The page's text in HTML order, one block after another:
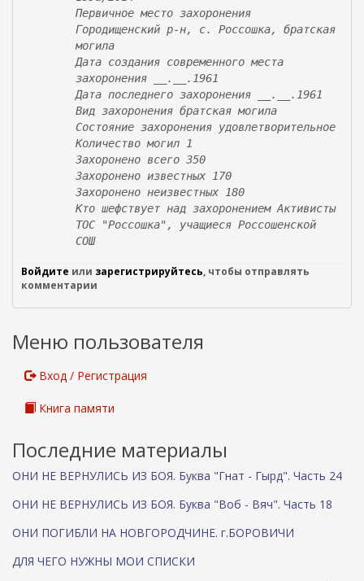
с
с
л
к
а
)
Первичное место захоронения
Городищенский р-н, с. Россошка, братская
могила
Дата создания современного места
захоронения __.__.1961
Дата последнего захоронения __.__.1961
Вид захоронения братская могила
Состояние захоронения удовлетворительное
Количество могил 1
Захоронено всего 350
Захоронено известных 170
Захоронено неизвестных 180
Кто шефствует над захоронением Активисты
ТОС "Россошка", учащиеся Россошенской
СОШ
Войдите или зарегистрируйтесь, чтобы отправлять
комментарии
Меню пользователя
Вход / Регистрация
Книга памяти
Последние материалы
ОНИ НЕ ВЕРНУЛИСЬ ИЗ БОЯ. Буква "Гнат - Гырд". Часть 24
ОНИ НЕ ВЕРНУЛИСЬ ИЗ БОЯ. Буква "Воб - Вяч". Часть 18
ОНИ ПОГИБЛИ НА НОВГОРОДЧИНЕ. г.БОРОВИЧИ
ДЛЯ ЧЕГО НУЖНЫ МОИ СПИСКИ